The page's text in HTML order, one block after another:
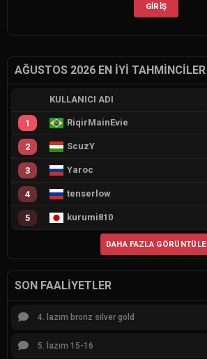
GIRIŞ
AĞUSTOS 2026 EN İYI TAHMINCILER
KULLANICI ADI
1 RiqirMainEvie
2 ScuzY
3 Yaroc
4 tenserlow
5 kurumi810
DAHA FAZLA GÖRÜNTÜLE
SON FAALIYETLER
4. lazım bronz silver gold
5. lazım 15-16